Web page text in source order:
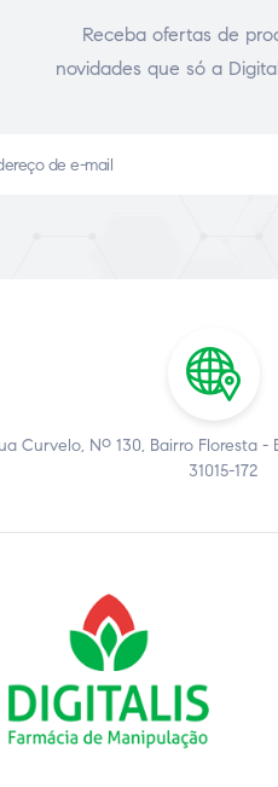
Receba ofertas de
novidades que só a
Curvelo, Nº 130, Bairro Floresta -
31015-172